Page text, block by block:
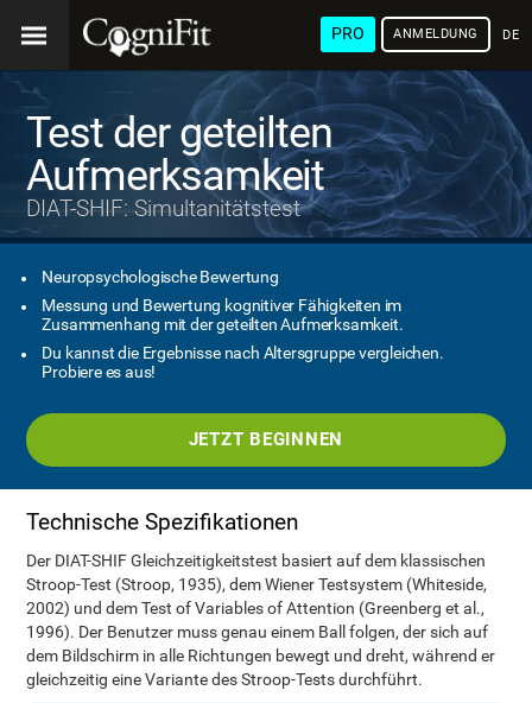
PRO ANMELDUNG
Test der geteilten
Aufmerksamkeit
DIAT-SHIF: Simultanitätstest
Neuropsychologische Bewertung
Messung und Bewertung kognitiver Fähigkeiten im
Zusammenhang mit der geteilten Aufmerksamkeit.
Du kannst die Ergebnisse nach Altersgruppe vergleichen.
Probiere es aus!
JETZT BEGINNEN
Technische Spezifikationen
Der DIAT-SHIF Gleichzeitigkeitstest basiert auf dem klassischen
Stroop-Test (Stroop, 1935), dem Wiener Testsystem (Whiteside,
2002) und dem Test of Variables of Attention (Greenberg et al.,
1996). Der Benutzer muss genau einem Ball folgen, der sich auf
dem Bildschirm in alle Richtungen bewegt und dreht, während er
gleichzeitig eine Variante des Stroop-Tests durchführt.